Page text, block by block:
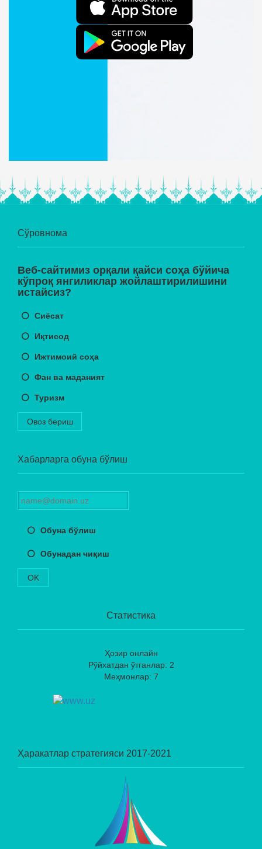
Сўровнома
Веб-сайтимиз орқали қайси соҳа бўйича
кўпроқ янгиликлар жойлаштирилишини
истайсиз?
Сиёсат
Иқтисод
Ижтимоий соҳа
Фан ва маданият
Туризм
Овоз бериш
Хабарларга обуна бўлиш
Обуна бўлиш
Обунадан чиқиш
OK
Статистика
Ҳозир онлайн
Рўйхатдан ўтганлар: 2
Меҳмонлар: 7
Ҳаракатлар стратегияси 2017-2021